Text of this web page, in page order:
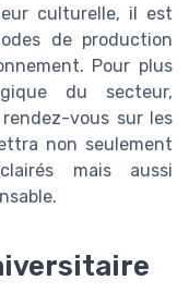
culturelle, il est
de production
Pour plus
du secteur,
vous sur les
non seulement
mais aussi